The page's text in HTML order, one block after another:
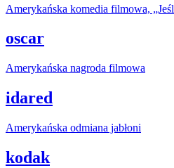
Amerykańska komedia filmowa,
oscar
Amerykańska nagroda filmowa
idared
Amerykańska odmiana jabłoni
kodak